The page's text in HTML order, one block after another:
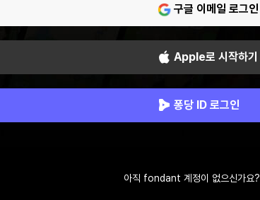
구글 이메일 로그인
Apple로 시작하기
퐁당 ID 로그인
아직 fondant 계정이 없으신가요?